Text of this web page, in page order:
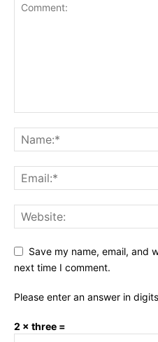
Save my name, email, and
next time I comment.
Please enter an answer in
2 × three =